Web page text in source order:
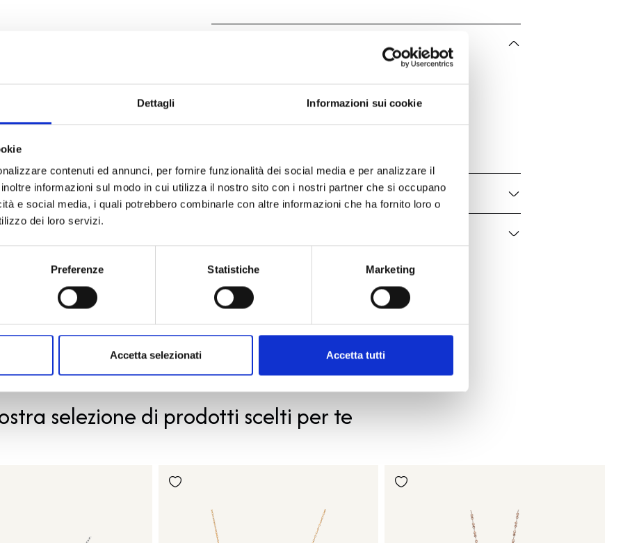
Dettagli Informazioni sui cookie
contenuti ed annunci, per fornire funzionalità dei social media e per analizzare il
informazioni sul modo in cui utilizza il nostro sito con i nostri partner che si occupano
e social media, i quali potrebbero combinarle con altre informazioni che ha fornito loro o
dei loro servizi.
Preferenze Statistiche Marketing
Accetta selezionati Accetta tutti
Marchio
Bartorelli Italian Jewels
Forever
Codice
C069/32/2
Descrizione
PRODOTTI SIMILI
selezione di prodotti scelti per te